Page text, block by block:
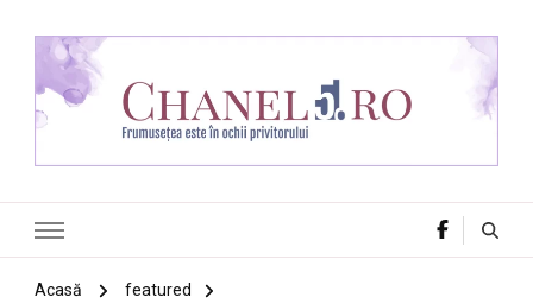
Acasă featured